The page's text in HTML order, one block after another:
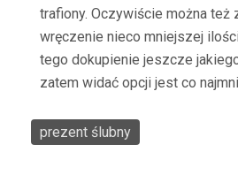
trafiony. Oczywiście można też
wręczenie nieco mniejszej
tego dokupienie jeszcze
zatem widać opcji jest co
prezent ślubny